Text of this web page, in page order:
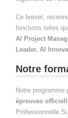
Ce brevet,
fonctions telles
AI Project
Leader, AI
Notre
Notre programme
épreuves
Professionnelle